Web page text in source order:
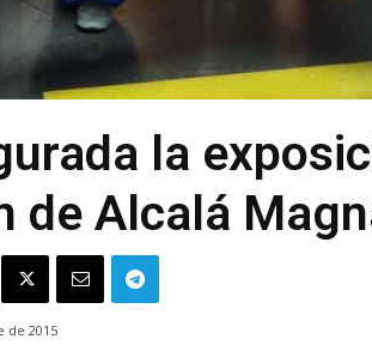
la
de Alcalá
de 2015